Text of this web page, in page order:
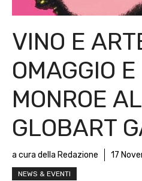
VINO E
OMAGGIO
MONROE
GLOBART
a cura della Redazione 17
NEWS & EVENTI